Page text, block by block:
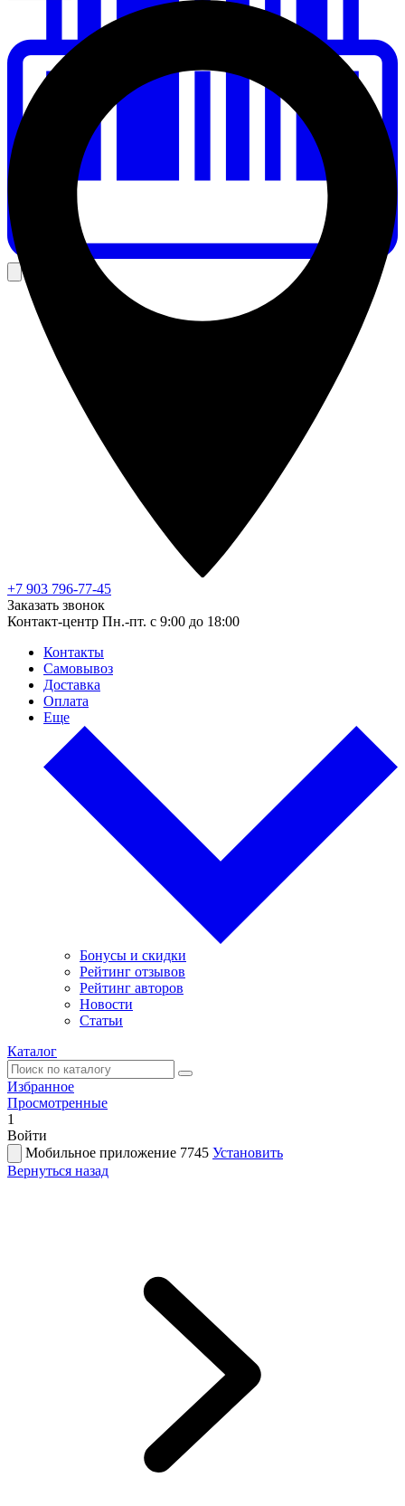
+7 903 796-77-45
Заказать звонок
Контакт-центр Пн.-пт. с 9:00 до 18:00
Контакты
Самовывоз
Доставка
Оплата
Еще
Бонусы и скидки
Рейтинг отзывов
Рейтинг авторов
Новости
Статьи
Каталог
Избранное
Просмотренные
1
Войти
Мобильное приложение 7745 Установить
Вернуться назад